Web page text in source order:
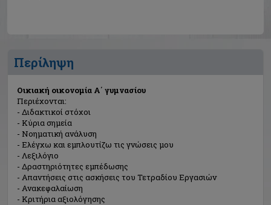
Περίληψη
Οικιακή οικονομία Α΄ γυμνασίου
Περιέχονται:
- Διδακτικοί στόχοι
- Κύρια σημεία
- Νοηματική ανάλυση
- Ελέγχω και εμπλουτίζω τις γνώσεις μου
- Λεξιλόγιο
- Δραστηριότητες εμπέδωσης
- Απαντήσεις στις ασκήσεις του Τετραδίου Εργασιών
- Ανακεφαλαίωση
- Κριτήρια αξιολόγησης